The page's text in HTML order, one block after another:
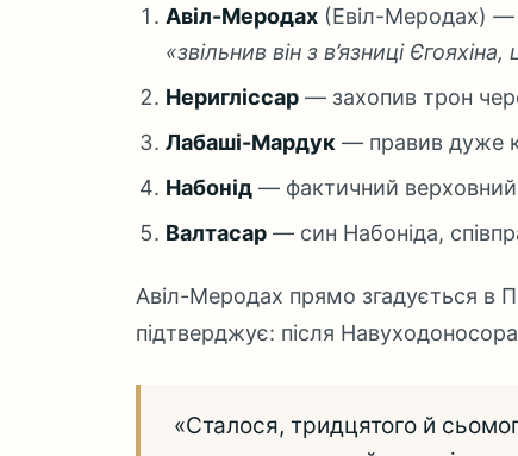
Авіл-Меродах (Евіл-Меродах) —
«звільнив він з в’язниці
Неригліссар — захопив трон
Лабаші-Мардук — правив дуже
Набонід — фактичний верховний
Валтасар — син Набоніда,
Авіл-Меродах прямо згадується в
підтверджує: після
«Сталося, тридцятого й